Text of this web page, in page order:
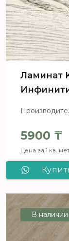
Ламинат
5900 ₸
Цена за 1 кв.
В наличии